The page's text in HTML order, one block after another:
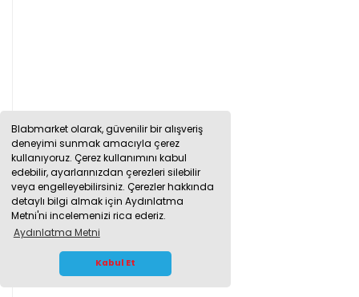
Blabmarket olarak, güvenilir bir alışveriş
deneyimi sunmak amacıyla çerez
kullanıyoruz. Çerez kullanımını kabul
edebilir, ayarlarınızdan çerezleri silebilir
veya engelleyebilirsiniz. Çerezler hakkında
detaylı bilgi almak için Aydınlatma
Metni'ni incelemenizi rica ederiz.
Aydınlatma Metni
Kabul Et
WHATSAPP İLETİŞİM